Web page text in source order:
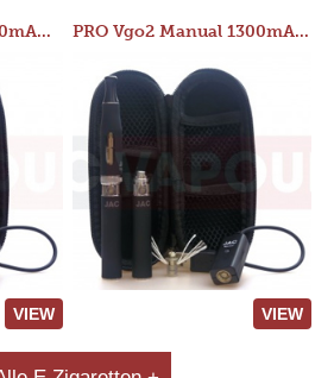
PRO Vgo2 Manual 650mAh Kit
VIEW
PRO Vgo2 Manual 1300mAh Kit
VIEW